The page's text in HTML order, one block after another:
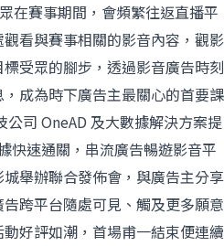
在賽事期間，會頻繁往返直播平
看與賽事相關的影音內容，觀影
受眾的腳步，透過影音廣告時刻
成為時下廣告主最關心的首要課
司 OneAD 及大數據解決方案提
快速通關，串流廣告暢遊影音平
舉辦聯合發佈會，與廣告主分享
跨平台隨處可見、觸及更多願意
好評如潮，首場甫一結束便連續